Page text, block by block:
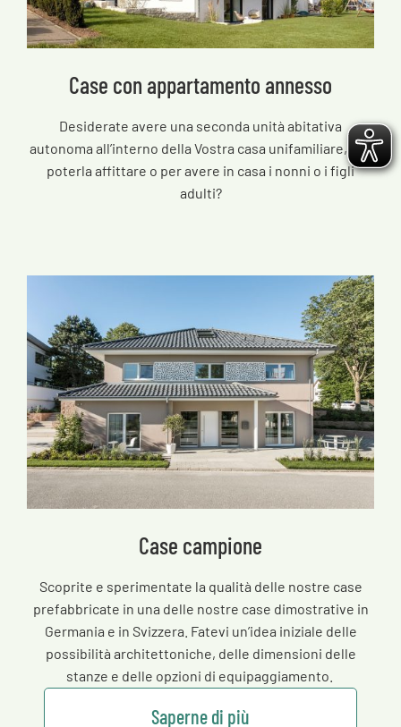
Case con appartamento annesso
Desiderate avere una seconda unità abitativa
autonoma all’interno della Vostra casa unifamiliare, per
poterla affittare o per avere in casa i nonni o i figli
adulti?
Case campione
Scoprite e sperimentate la qualità delle nostre case
prefabbricate in una delle nostre case dimostrative in
Germania e in Svizzera. Fatevi un’idea iniziale delle
possibilità architettoniche, delle dimensioni delle
stanze e delle opzioni di equipaggiamento.
Saperne di più